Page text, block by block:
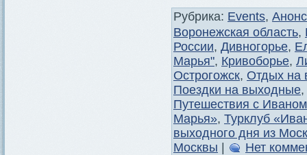
Рубрика: Events,
Воронежская область,
России, Дивногорье,
Марья", Кривоборье,
Острогожск, Отдых на
Поездки на выходные,
Путешествия с
Марья», Турклуб
выходного дня из
Москвы | Нет